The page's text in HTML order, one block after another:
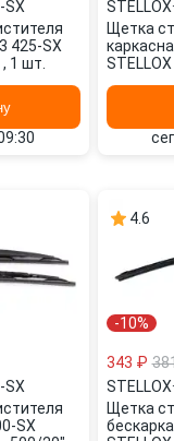
SX
425-SX
1 шт.
STELLOX·
Щетка
SX
SX
4.6
-10%
343 ₽
STELLOX·
Щетка